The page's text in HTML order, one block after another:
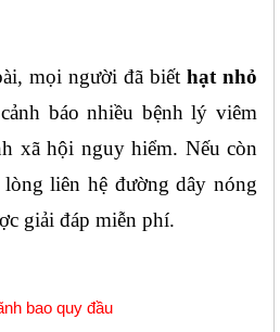
mọi người đã biết hạt nhỏ
cảnh báo nhiều bệnh lý viêm
xã hội nguy hiểm. Nếu còn
liên hệ đường dây nóng
giải đáp miễn phí.
bao quy đầu